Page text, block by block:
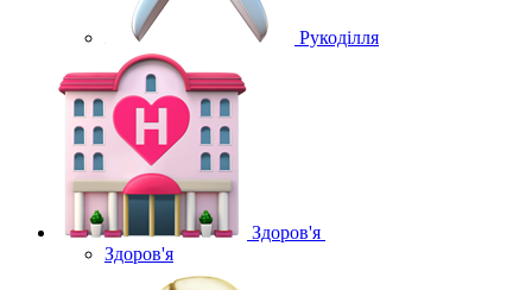
Рукоділля
Здоров'я
Здоров'я